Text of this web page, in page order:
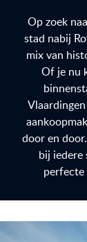
Op zoek
stad nabij
mix van
Of je nu
door en
bij iedere
perfecte